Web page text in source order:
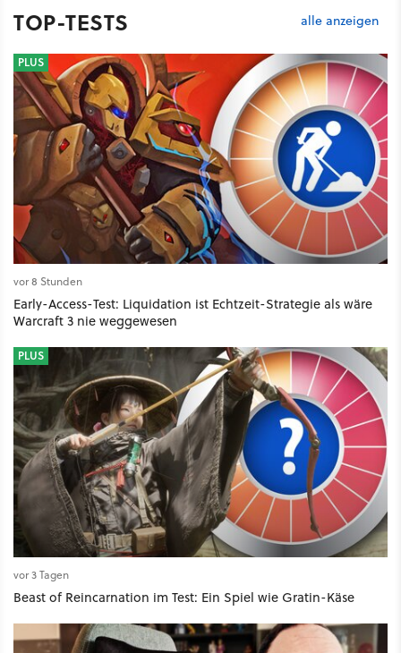
TOP-TESTS alle anzeigen
PLUS
vor 8 Stunden
Early-Access-Test: Liquidation ist Echtzeit-Strategie als wäre
Warcraft 3 nie weggewesen
PLUS
vor 3 Tagen
Beast of Reincarnation im Test: Ein Spiel wie Gratin-Käse